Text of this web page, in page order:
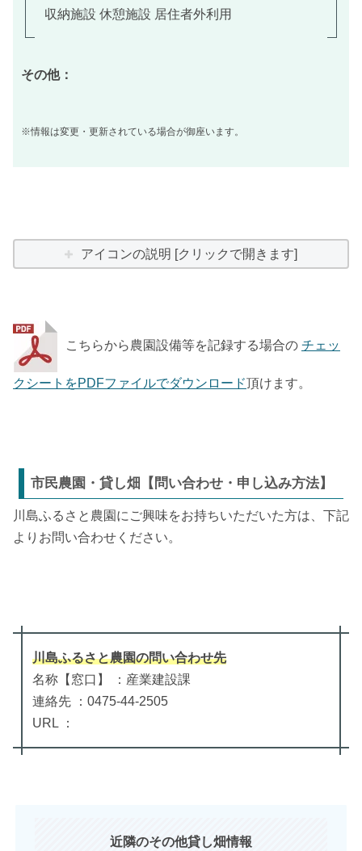
収納施設 休憩施設 居住者外利用
その他：
※情報は変更・更新されている場合が御座います。
アイコンの説明 [クリックで開きます]
こちらから農園設備等を記録する場合の チェッ
クシートをPDFファイルでダウンロード頂けます。
市民農園・貸し畑【問い合わせ・申し込み方法】
川島ふるさと農園にご興味をお持ちいただいた方は、下記
よりお問い合わせください。
川島ふるさと農園の問い合わせ先
名称【窓口】 ：産業建設課
連絡先 ：0475-44-2505
URL ：
近隣のその他貸し畑情報